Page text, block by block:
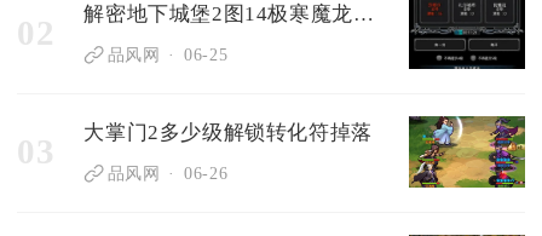
02 解密地下城堡2图14极寒魔龙的打法
品风网 06-25
03 大掌门2多少级解锁转化符掉落
品风网 06-26